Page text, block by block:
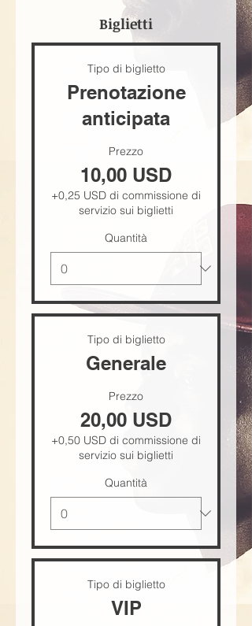
Biglietti
Tipo di biglietto
Prenotazione
anticipata
Prezzo
10,00 USD
+0,25 USD di commissione di
servizio sui biglietti
Quantità
Tipo di biglietto
Generale
Prezzo
20,00 USD
+0,50 USD di commissione di
servizio sui biglietti
Quantità
Tipo di biglietto
VIP